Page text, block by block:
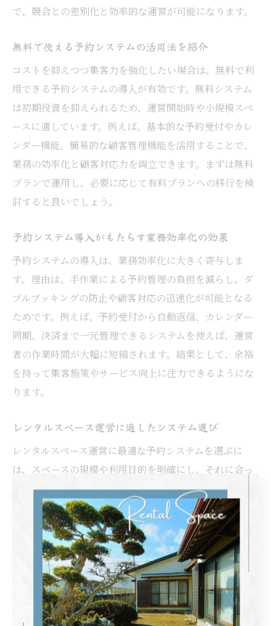
で、競合との差別化と効率的な運営が可能になります。
無料で使える予約システムの活用法を紹介
コストを抑えつつ集客力を強化したい場合は、無料で利
用できる予約システムの導入が有効です。無料システム
は初期投資を抑えられるため、運営開始時や小規模スペ
ースに適しています。例えば、基本的な予約受付やカレ
ンダー機能、簡易的な顧客管理機能を活用することで、
業務の効率化と顧客対応力を両立できます。まずは無料
プランで運用し、必要に応じて有料プランへの移行を検
討すると良いでしょう。
予約システム導入がもたらす業務効率化の効果
予約システムの導入は、業務効率化に大きく寄与しま
す。理由は、手作業による予約管理の負担を減らし、ダ
ブルブッキングの防止や顧客対応の迅速化が可能となる
ためです。例えば、予約受付から自動返信、カレンダー
同期、決済まで一元管理できるシステムを使えば、運営
者の作業時間が大幅に短縮されます。結果として、余裕
を持って集客施策やサービス向上に注力できるようにな
ります。
レンタルスペース運営に適したシステム選び
レンタルスペース運営に最適な予約システムを選ぶに
は、スペースの規模や利用目的を明確にし、それに合っ
た機能の有無を確認することが重要です。例えば、複数
スペースの同時管理や顧客属性の分析機能を備えたシス
テムは、運営規模が大きい場合に有効です。逆に、個人
運営や小規模スペースでは、シンプルで直感的な操作性
を重視しましょう。目的に応じたシステム選びが、集客
と効率化の両立につながります。
予約管理の自動化で集客チャンスを広げる方法